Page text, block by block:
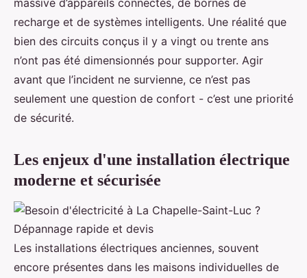
recharge et de systèmes intelligents. Une réalité que
bien des circuits conçus il y a vingt ou trente ans
n’ont pas été dimensionnés pour supporter. Agir
avant que l’incident ne survienne, ce n’est pas
seulement une question de confort - c’est une priorité
de sécurité.
Les enjeux d'une installation électrique
moderne et sécurisée
Les installations électriques anciennes, souvent
encore présentes dans les maisons individuelles de